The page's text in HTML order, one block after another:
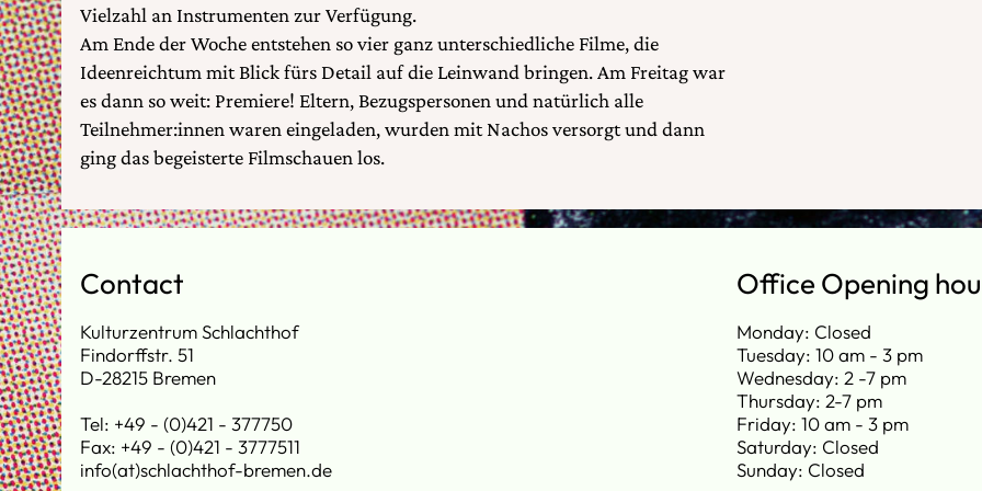
Vielzahl an Instrumenten zur Verfügung.
Am Ende der Woche entstehen so vier ganz unterschiedliche Filme, die
Ideenreichtum mit Blick fürs Detail auf die Leinwand bringen. Am Freitag war
es dann so weit: Premiere! Eltern, Bezugspersonen und natürlich alle
Teilnehmer:innen waren eingeladen, wurden mit Nachos versorgt und dann
ging das begeisterte Filmschauen los.
Contact
Kulturzentrum Schlachthof
Findorffstr. 51
D-28215 Bremen
Tel: +49 - (0)421 - 377750
Fax: +49 - (0)421 - 3777511
info(at)schlachthof-bremen.de
Office Opening
Monday: Closed
Tuesday: 10 am - 3 pm
Wednesday: 2 -7 pm
Thursday: 2-7 pm
Friday: 10 am - 3 pm
Saturday: Closed
Sunday: Closed